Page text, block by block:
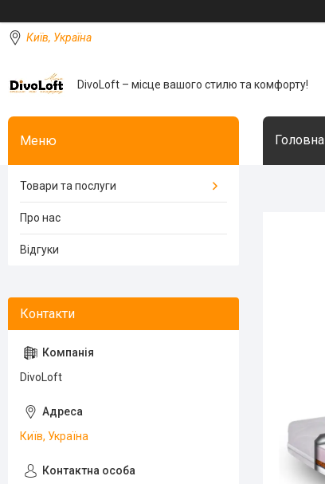
Київ, Україна
DivoLoft – місце вашого стилю та комфорту!
Головна
Товари та послуги
Про нас
Відгуки
DivoLoft
Київ, Україна